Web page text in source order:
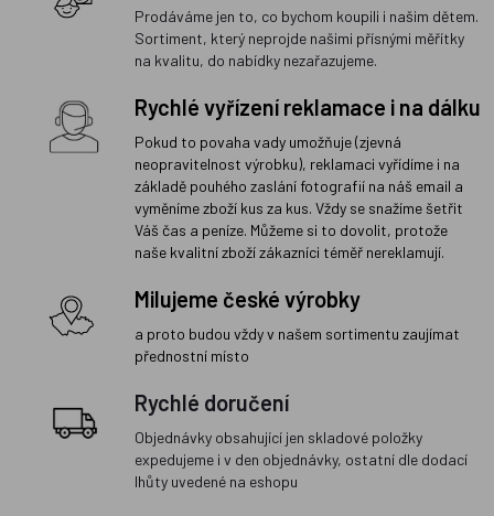
Prodáváme jen to, co bychom koupili i našim dětem.
Sortiment, který neprojde našimi přísnými měřítky
na kvalitu, do nabídky nezařazujeme.
Rychlé vyřízení reklamace i na dálku
Pokud to povaha vady umožňuje (zjevná
neopravitelnost výrobku), reklamaci vyřídíme i na
základě pouhého zaslání fotografií na náš email a
vyměníme zboží kus za kus. Vždy se snažíme šetřit
Váš čas a peníze. Můžeme si to dovolit, protože
naše kvalitní zboží zákazníci téměř nereklamují.
Milujeme české výrobky
a proto budou vždy v našem sortimentu zaujímat
přednostní místo
Rychlé doručení
Objednávky obsahující jen skladové položky
expedujeme i v den objednávky, ostatní dle dodací
lhůty uvedené na eshopu